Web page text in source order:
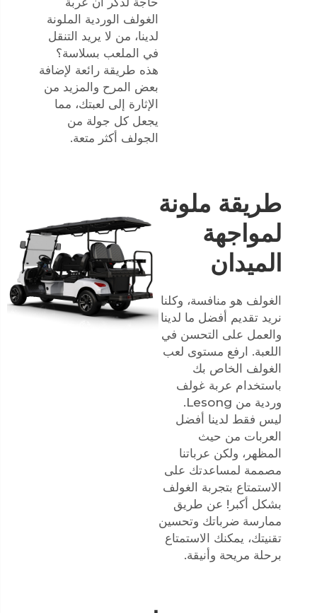
الغولف الوردية الملونة
لدينا، من لا يريد التنقل
في الملعب بسلاسة؟
هذه طريقة رائعة لإضافة
بعض المرح والمزيد من
الإثارة إلى لعبتك، مما
يجعل كل جولة من
الجولف أكثر متعة.
طريقة ملونة
لمواجهة
الميدان
الغولف هو منافسة، وكلنا
نريد تقديم أفضل ما لدينا
والعمل على التحسن في
اللعبة. ارفع مستوى لعب
الغولف الخاص بك
باستخدام عربة غولف
وردية من Lesong.
ليس فقط لدينا أفضل
العربات من حيث
المظهر، ولكن عرباتنا
مصممة لمساعدتك على
الاستمتاع بتجربة الغولف
بشكل أكبر! عن طريق
ممارسة ضرباتك وتحسين
تقنيتك، يمكنك الاستمتاع
برحلة مريحة وأنيقة.